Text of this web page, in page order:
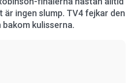
är ingen slump. TV4 fejkar den
kulisserna.